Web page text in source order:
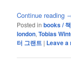
Continue reading
Posted in books / 책
london,Tobias
터 그랜트 | Leave a